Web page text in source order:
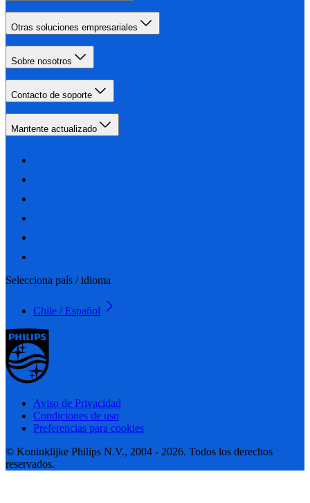
Otras soluciones empresariales
Sobre nosotros
Contacto de soporte
Mantente actualizado
Selecciona país / idioma
Chile / Español
Aviso de Privacidad
Condiciones de uso
Preferencias para cookies
© Koninklijke Philips N.V., 2004 - 2026. Todos los derechos
reservados.